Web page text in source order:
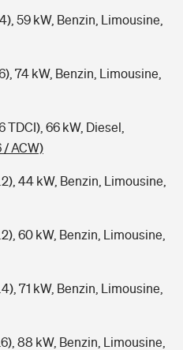
59 kW, Benzin, Limousine,
74 kW, Benzin, Limousine,
TDCI), 66 kW, Diesel,
/ ACW)
44 kW, Benzin, Limousine,
60 kW, Benzin, Limousine,
71 kW, Benzin, Limousine,
88 kW, Benzin, Limousine,